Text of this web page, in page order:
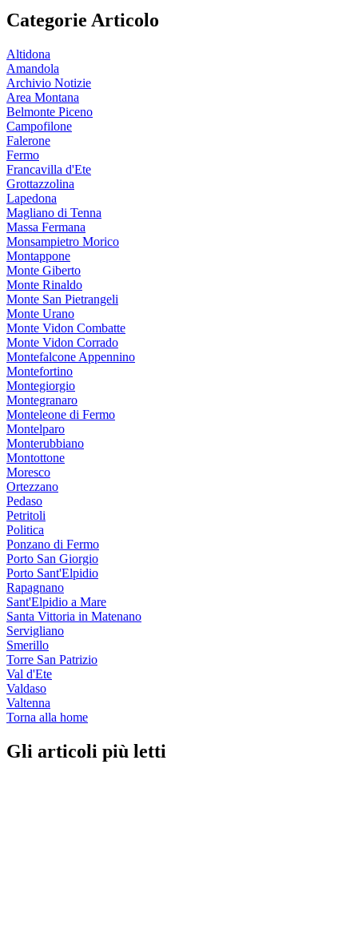
Categorie Articolo
Altidona
Amandola
Archivio Notizie
Area Montana
Belmonte Piceno
Campofilone
Falerone
Fermo
Francavilla d'Ete
Grottazzolina
Lapedona
Magliano di Tenna
Massa Fermana
Monsampietro Morico
Montappone
Monte Giberto
Monte Rinaldo
Monte San Pietrangeli
Monte Urano
Monte Vidon Combatte
Monte Vidon Corrado
Montefalcone Appennino
Montefortino
Montegiorgio
Montegranaro
Monteleone di Fermo
Montelparo
Monterubbiano
Montottone
Moresco
Ortezzano
Pedaso
Petritoli
Politica
Ponzano di Fermo
Porto San Giorgio
Porto Sant'Elpidio
Rapagnano
Sant'Elpidio a Mare
Santa Vittoria in Matenano
Servigliano
Smerillo
Torre San Patrizio
Val d'Ete
Valdaso
Valtenna
Torna alla home
Gli articoli più letti